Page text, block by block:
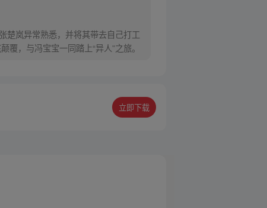
楚岚异常熟悉，并将其带去自己打工
，与冯宝宝一同踏上“异人”之旅。
立即下载